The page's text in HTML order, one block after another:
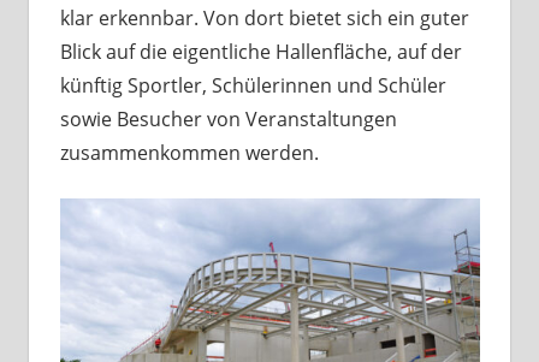
klar erkennbar. Von dort bietet sich ein guter
Blick auf die eigentliche Hallenfläche, auf der
künftig Sportler, Schülerinnen und Schüler
sowie Besucher von Veranstaltungen
zusammenkommen werden.